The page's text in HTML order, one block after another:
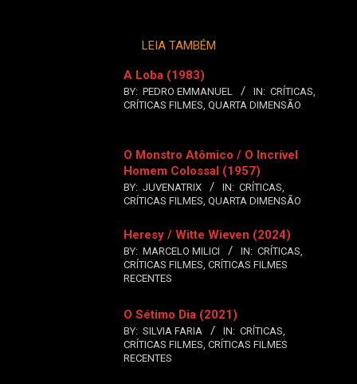
LEIA TAMBÉM
A Loba (1983)
BY: PEDRO EMMANUEL IN: CRÍTICAS
CRÍTICAS FILMES QUARTA DIMENSÃO
O Monstro Atômico / O Incrível
Homem Colossal (1957)
BY: JUVENATRIX IN: CRÍTICAS
CRÍTICAS FILMES QUARTA DIMENSÃO
Heresy / Witte Wieven (2024)
BY: MARCELO MILICI IN: CRÍTICAS
CRÍTICAS FILMES CRÍTICAS FILMES
RECENTES
O Sétimo Dia (2021)
BY: SILVIA FARIA IN: CRÍTICAS
CRÍTICAS FILMES CRÍTICAS FILMES
RECENTES